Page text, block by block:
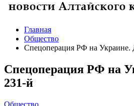
Главная
Общество
Спецоперация РФ на Украине.
Спецоперация РФ на
231-й
Общество